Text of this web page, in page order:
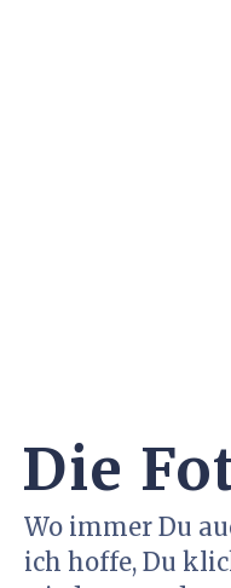
Die
Wo immer Du
ich hoffe, Du